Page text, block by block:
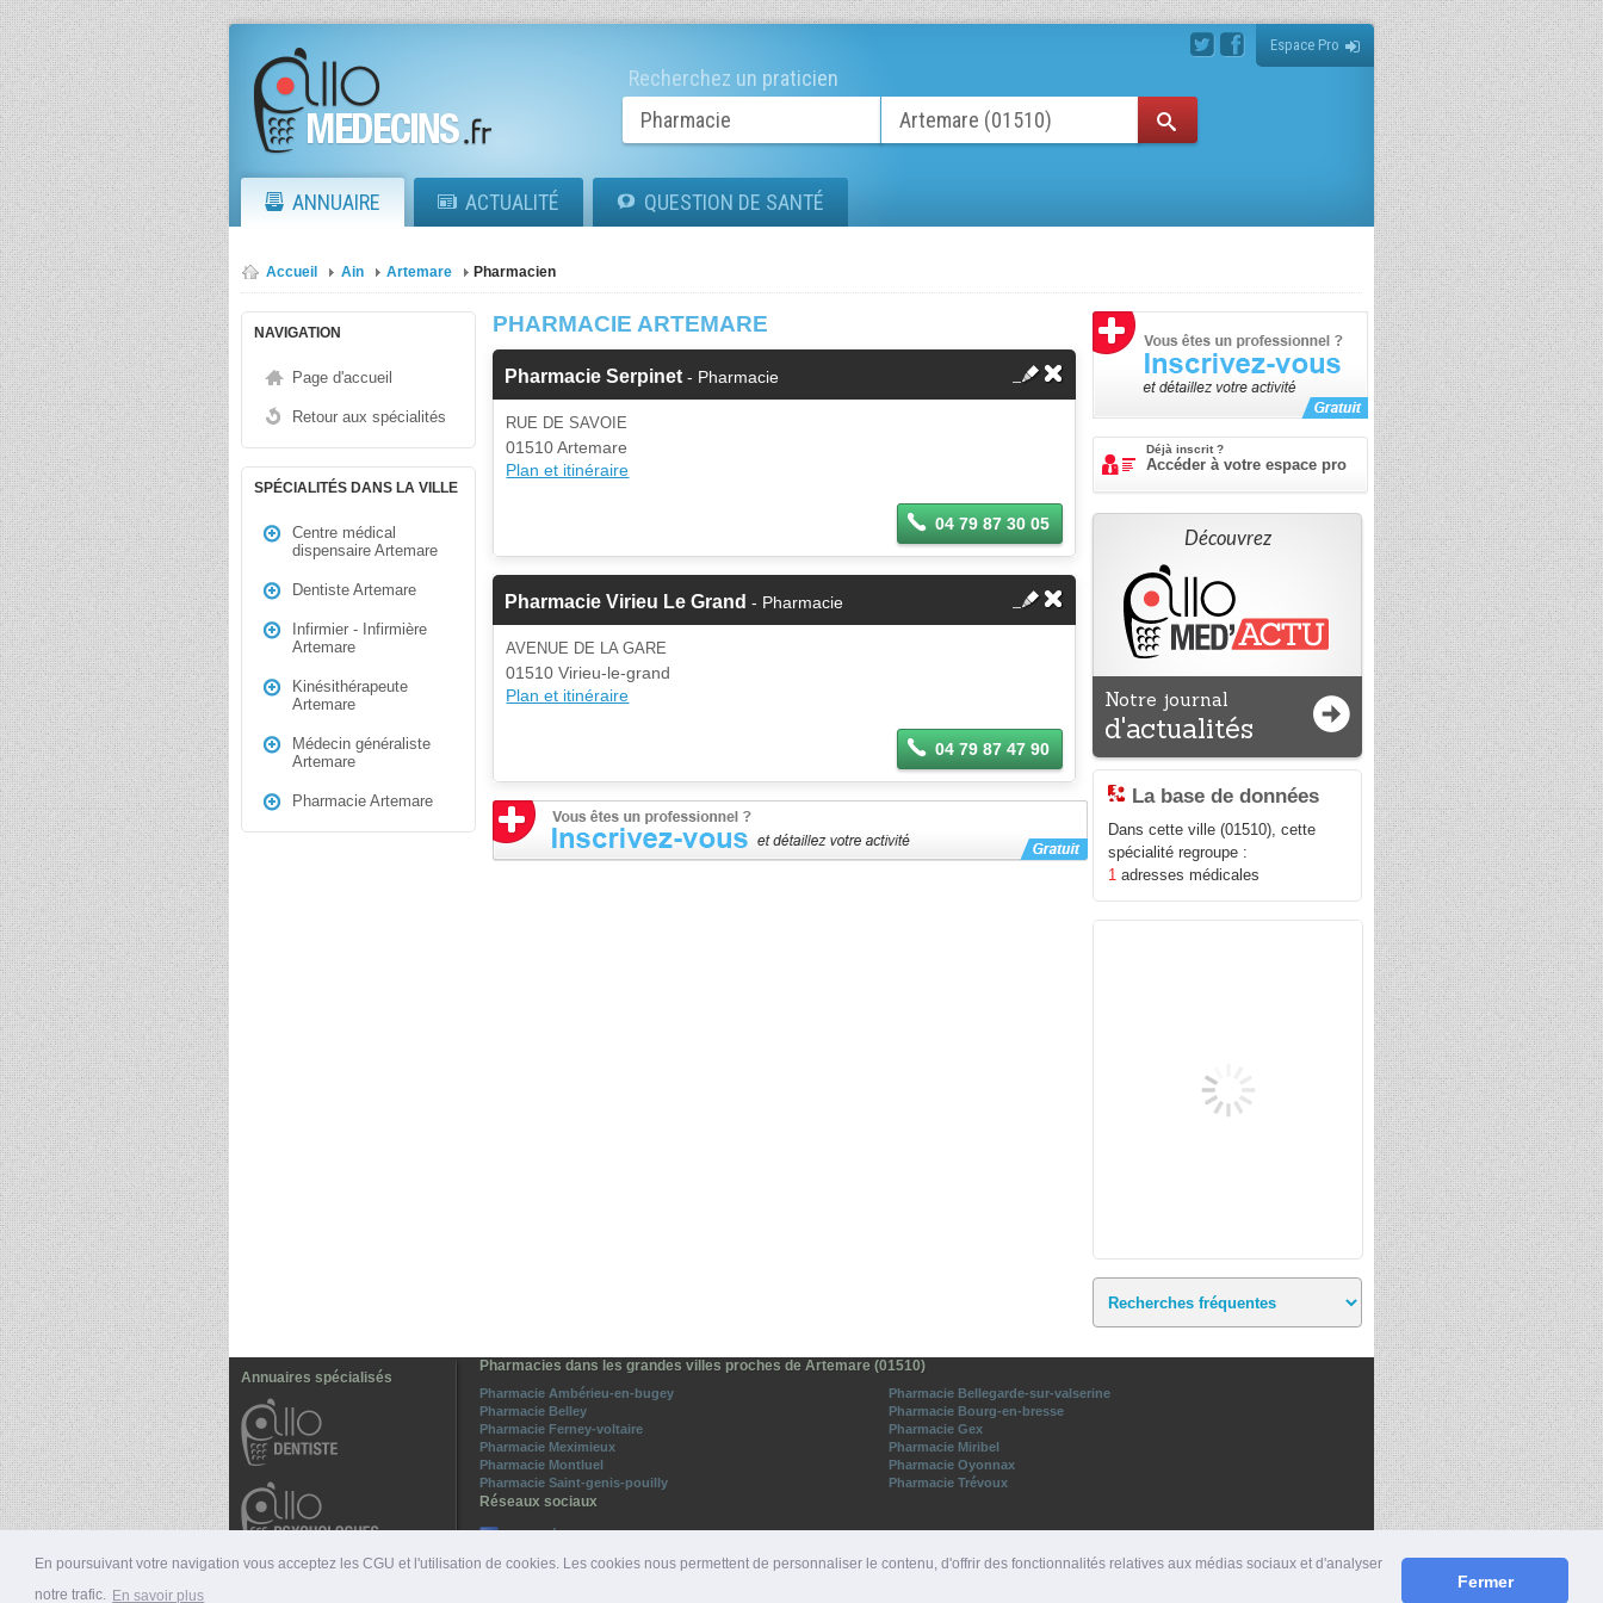
En poursuivant votre navigation vous acceptez les CGU et l'utilisation de cookies. Les cookies nous permettent de personnaliser le contenu, d'offrir des fonctionnalités relatives aux médias sociaux et d'analyser
notre trafic. En savoir plus
Fermer
Espace Pro
Recherchez un praticien
ANNUAIRE ACTUALITÉ QUESTION DE SANTÉ
Accueil Ain Artemare Pharmacien
NAVIGATION
Page d'accueil
Retour aux spécialités
SPÉCIALITÉS DANS LA VILLE
Centre médical
dispensaire Artemare
Dentiste Artemare
Infirmier - Infirmière
Artemare
Kinésithérapeute
Artemare
Médecin généraliste
Artemare
Pharmacie Artemare
PHARMACIE ARTEMARE
Pharmacie Serpinet - Pharmacie
RUE DE SAVOIE
01510 Artemare
Plan et itinéraire
04 79 87 30 05
Pharmacie Virieu Le Grand - Pharmacie
AVENUE DE LA GARE
01510 Virieu-le-grand
Plan et itinéraire
04 79 87 47 90
Déjà inscrit ?
Accéder à votre espace pro
Découvrez
Notre journal
d'actualités
La base de données
Dans cette ville (01510), cette
spécialité regroupe :
1 adresses médicales
Annuaires spécialisés
Pharmacies dans les grandes villes proches de Artemare (01510)
Pharmacie Ambérieu-en-bugey
Pharmacie Bellegarde-sur-valserine
Pharmacie Belley
Pharmacie Bourg-en-bresse
Pharmacie Ferney-voltaire
Pharmacie Gex
Pharmacie Meximieux
Pharmacie Miribel
Pharmacie Montluel
Pharmacie Oyonnax
Pharmacie Saint-genis-pouilly
Pharmacie Trévoux
Réseaux sociaux
Suivez-nous sur Twitter